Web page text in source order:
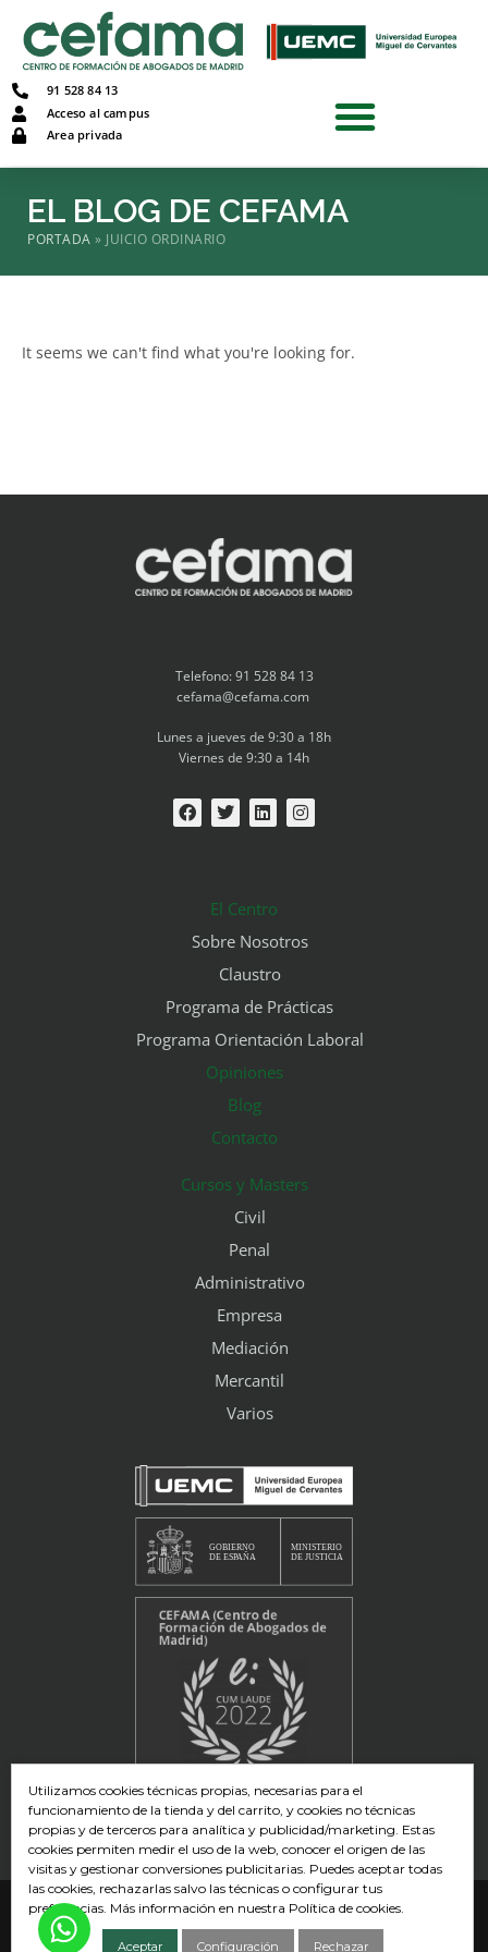
91 528 84 13
Acceso al campus
Area privada
EL BLOG DE CEFAMA
PORTADA » JUICIO ORDINARIO
It seems we can't find what you're looking for.
Telefono: 91 528 84 13
cefama@cefama.com
Lunes a jueves de 9:30 a 18h
Viernes de 9:30 a 14h
El Centro
Sobre Nosotros
Claustro
Programa de Prácticas
Programa Orientación Laboral
Opiniones
Blog
Contacto
Cursos y Masters
Civil
Penal
Administrativo
Empresa
Mediación
Mercantil
Varios
Utilizamos cookies técnicas propias, necesarias para el
funcionamiento de la tienda y del carrito, y cookies no técnicas
propias y de terceros para analítica y publicidad/marketing. Estas
cookies permiten medir el uso de la web, conocer el origen de las
visitas y gestionar conversiones publicitarias. Puedes aceptar todas
las cookies, rechazarlas salvo las técnicas o configurar tus
preferencias. Más información en nuestra Política de cookies.
Aceptar Configuración Rechazar